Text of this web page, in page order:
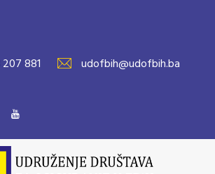
881 udofbih@udofbih.ba